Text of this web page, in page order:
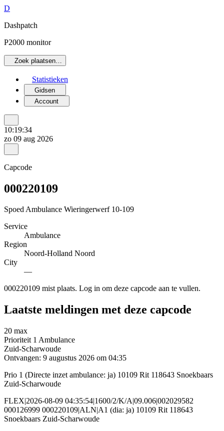
D
Dashpatch
P2000 monitor
Zoek plaatsen…
Statistieken
Gidsen
Account
10:19:34
zo 09 aug 2026
Capcode
000220109
Spoed Ambulance Wieringerwerf 10-109
Service
Ambulance
Region
Noord-Holland Noord
City
—
000220109 mist plaats. Log in om deze capcode aan te vullen.
Laatste meldingen met deze capcode
20 max
Prioriteit 1 Ambulance
Zuid-Scharwoude
Ontvangen: 9 augustus 2026 om 04:35
Prio 1 (Directe inzet ambulance: ja) 10109 Rit 118643 Snoekbaars
Zuid-Scharwoude
FLEX|2026-08-09 04:35:54|1600/2/K/A|09.006|002029582
000126999 000220109|ALN|A1 (dia: ja) 10109 Rit 118643
Snoekbaars Zuid-Scharwoude